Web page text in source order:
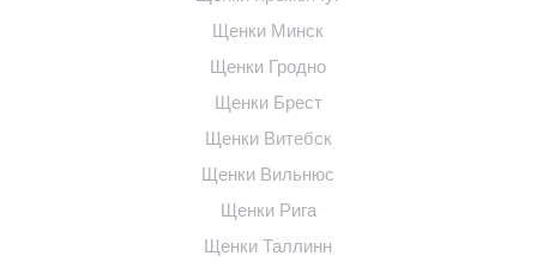
Щенки Минск
Щенки Гродно
Щенки Брест
Щенки Витебск
Щенки Вильнюс
Щенки Рига
Щенки Таллинн